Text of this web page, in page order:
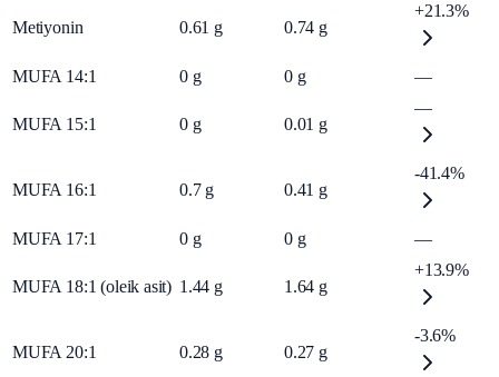
Metiyonin 0.61 g 0.74 g
+21.3%
MUFA 14:1 0 g 0 g —
MUFA 15:1 0 g 0.01 g
—
MUFA 16:1 0.7 g 0.41 g
-41.4%
MUFA 17:1 0 g 0 g —
MUFA 18:1 (oleik asit) 1.44 g 1.64 g
+13.9%
MUFA 20:1 0.28 g 0.27 g
-3.6%